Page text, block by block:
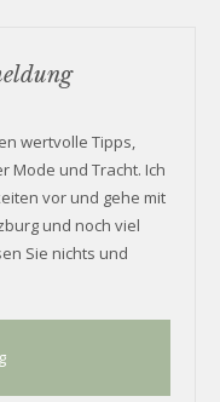
wertvolle Tipps,
Mode und Tracht. Ich
vor und gehe mit
und noch viel
Sie nichts und